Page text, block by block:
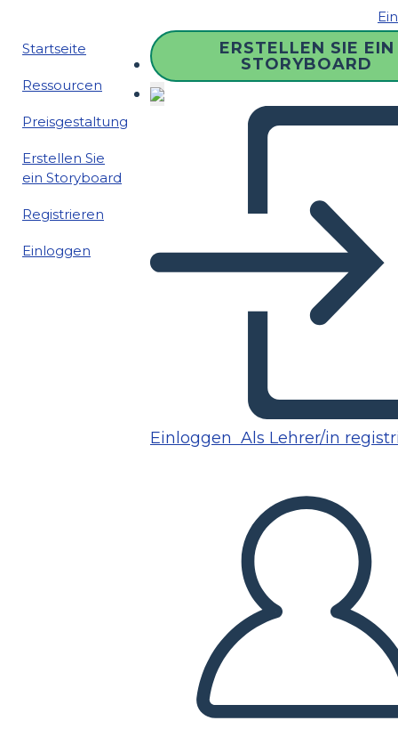
Startseite
Ressourcen
Preisgestaltung
Erstellen Sie
ein Storyboard
Registrieren
Einloggen
ERSTELLEN SIE EIN
STORYBOARD
Einloggen Als Lehrer/in